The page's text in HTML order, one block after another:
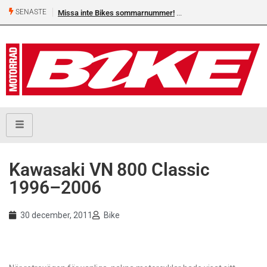
SENASTE Missa inte Bikes sommarnummer!
Kawasaki VN 800 Classic
1996–2006
30 december, 2011 Bike